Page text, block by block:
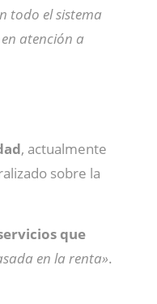
todo el sistema
atención a
, actualmente
sobre la
que
en la renta».